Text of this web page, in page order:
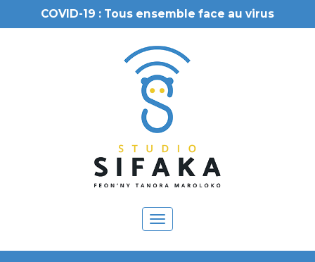
COVID-19 : Tous ensemble face au virus
Toggle
navigation